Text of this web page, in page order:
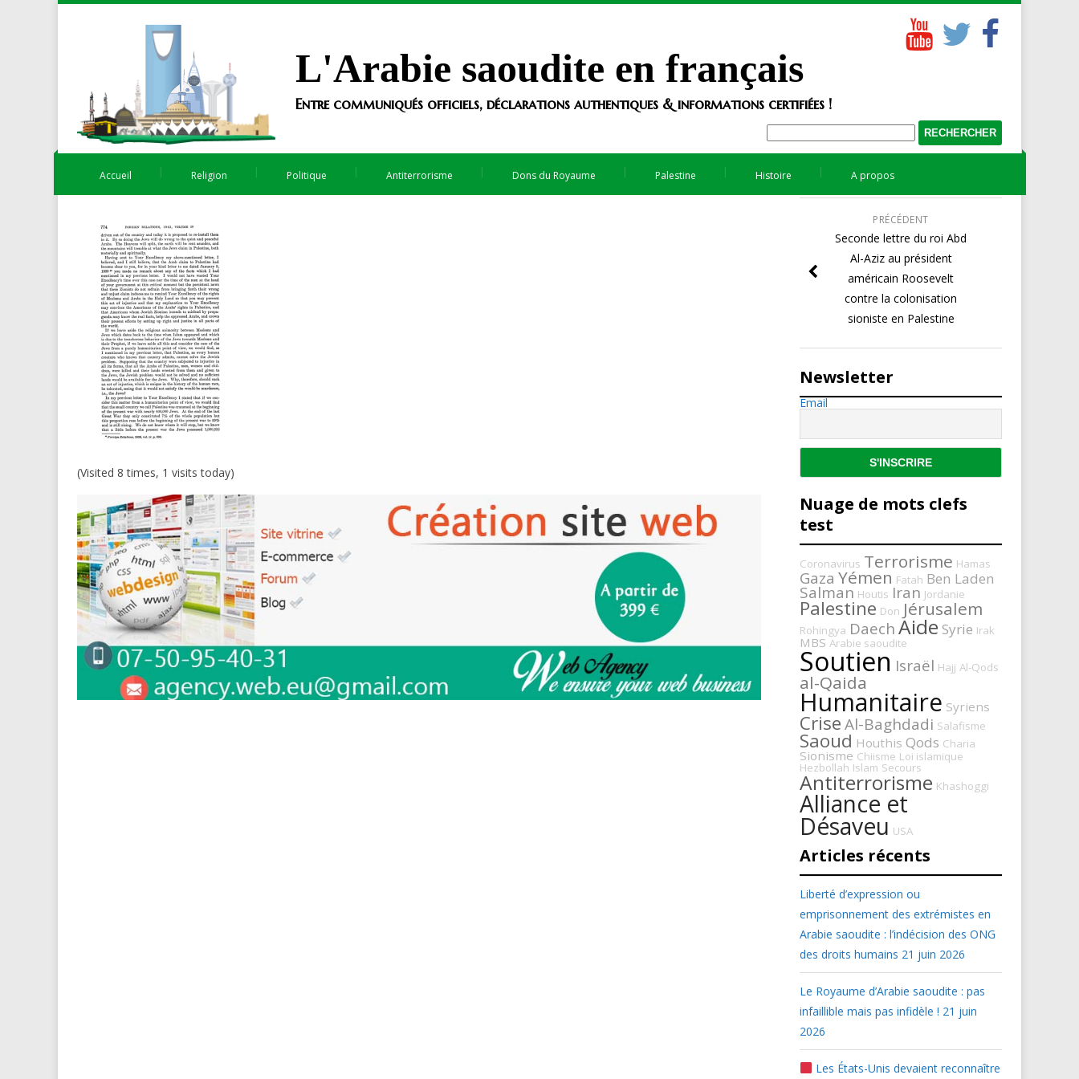
L'Arabie saoudite en français
Entre communiqués officiels, déclarations authentiques & informations certifiées !
Accueil Religion Politique Antiterrorisme Dons du Royaume Palestine Histoire A propos
(Visited 8 times, 1 visits today)
PRÉCÉDENT
Seconde lettre du roi Abd
Al-Aziz au président
américain Roosevelt
contre la colonisation
sioniste en Palestine
Newsletter
Email
Nuage de mots clefs
test
Coronavirus Terrorisme Hamas
Gaza Yémen Fatah Ben Laden
Salman Houtis Iran Jordanie
Palestine Don Jérusalem
Rohingya Daech Aide Syrie Irak
MBS Arabie saoudite
Soutien Israël Hajj Al-Qods
al-Qaida
Humanitaire Syriens
Crise Al-Baghdadi Salafisme
Saoud Houthis Qods Charia
Sionisme Chiisme Loi islamique
Hezbollah Islam Secours
Antiterrorisme Khashoggi
Alliance et
Désaveu USA
Articles récents
Liberté d’expression ou
emprisonnement des extrémistes en
Arabie saoudite : l’indécision des ONG
des droits humains 21 juin 2026
Le Royaume d’Arabie saoudite : pas
infaillible mais pas infidèle ! 21 juin
2026
Les États-Unis devaient reconnaître